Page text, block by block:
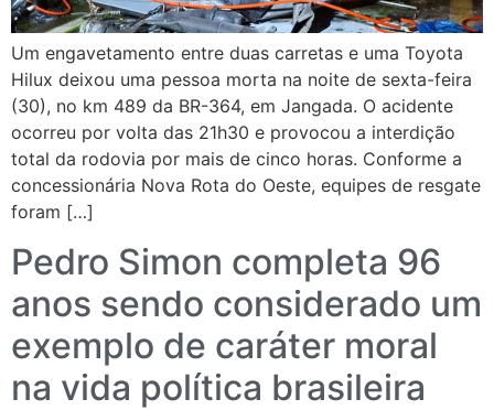
Um engavetamento entre duas carretas e uma Toyota
Hilux deixou uma pessoa morta na noite de sexta-feira
(30), no km 489 da BR-364, em Jangada. O acidente
ocorreu por volta das 21h30 e provocou a interdição
total da rodovia por mais de cinco horas. Conforme a
concessionária Nova Rota do Oeste, equipes de resgate
foram […]
Pedro Simon completa 96
anos sendo considerado um
exemplo de caráter moral
na vida política brasileira